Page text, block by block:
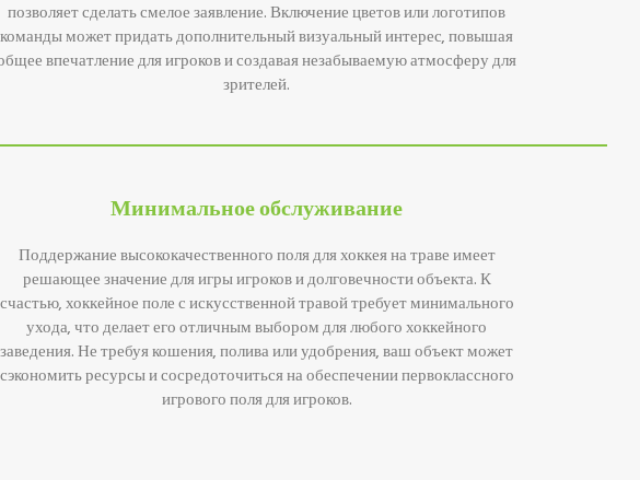
позволяет сделать смелое заявление. Включение цветов или логотипов
команды может придать дополнительный визуальный интерес, повышая
впечатление для игроков и создавая незабываемую атмосферу для
зрителей.
Минимальное обслуживание
Поддержание высококачественного поля для хоккея на траве имеет
решающее значение для игры игроков и долговечности объекта. К
счастью, хоккейное поле с искусственной травой требует минимального
ухода, что делает его отличным выбором для любого хоккейного
заведения. Не требуя кошения, полива или удобрения, ваш объект может
сэкономить ресурсы и сосредоточиться на обеспечении первоклассного
игрового поля для игроков.